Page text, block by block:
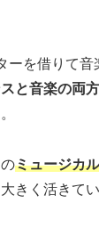
ーを借りて音
と音楽の両
ミュージカ
きく活きて